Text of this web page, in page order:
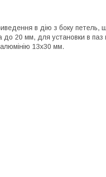
в дію з боку петель,
до 20 мм, для установки в паз
13х30 мм.